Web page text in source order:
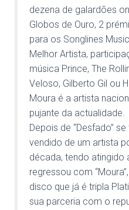
dezena de galardões
Globos de Ouro, 2
para os Songlines
Melhor Artista,
música Prince, The
Veloso, Gilberto Gil ou
Moura é a artista
pujante da actualidade.
Depois de “Desfado”
vendido de um artista
década, tendo atingido
regressou com
disco que já é tripla
sua parceria com o